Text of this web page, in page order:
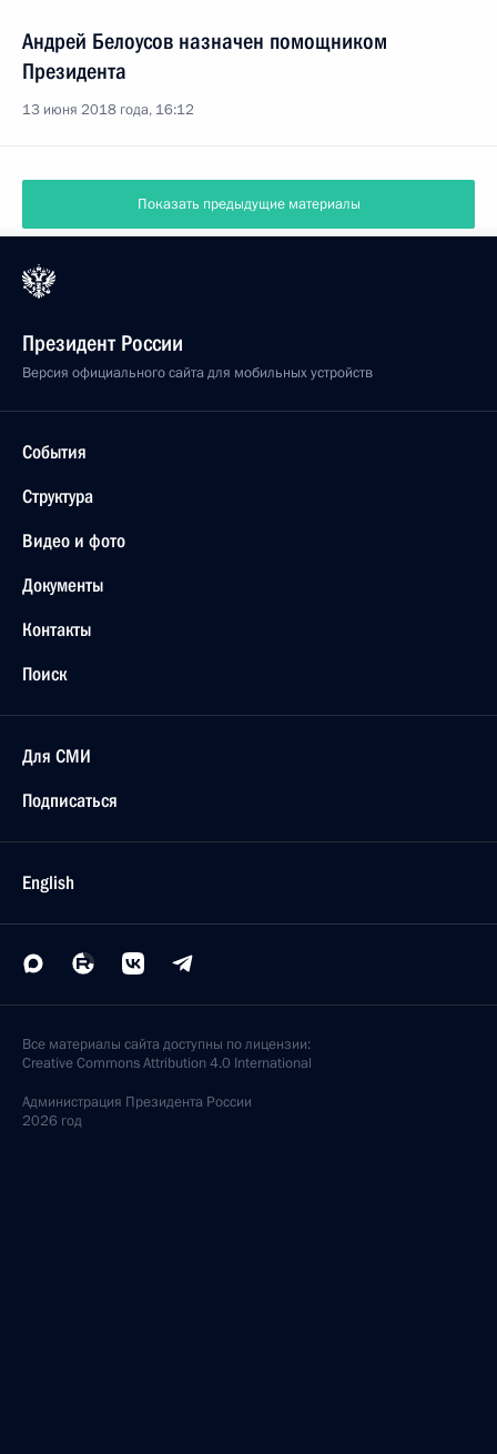
Андрей Белоусов назначен помощником
Президента
13 июня 2018 года, 16:12
Показать предыдущие материалы
Президент России
Версия официального сайта для мобильных устройств
События
Структура
Видео и фото
Документы
Контакты
Поиск
Для СМИ
Подписаться
English
Все материалы сайта доступны по лицензии:
Creative Commons Attribution 4.0 International
Администрация Президента России
2026 год